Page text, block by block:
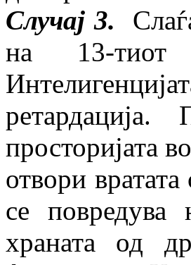
Случај 3.
на 13-тиот
просторијата
отвори
се повредува
храната од